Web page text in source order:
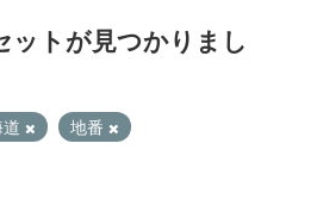
ットが見つかりまし
地番